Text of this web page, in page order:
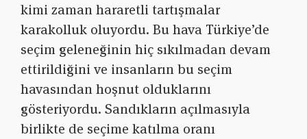
kimi zaman hararetli tartışmalar
karakolluk oluyordu. Bu hava Türkiye’de
seçim geleneğinin hiç sıkılmadan devam
ettirildiğini ve insanların bu seçim
havasından hoşnut olduklarını
gösteriyordu. Sandıkların açılmasıyla
birlikte de seçime katılma oranı